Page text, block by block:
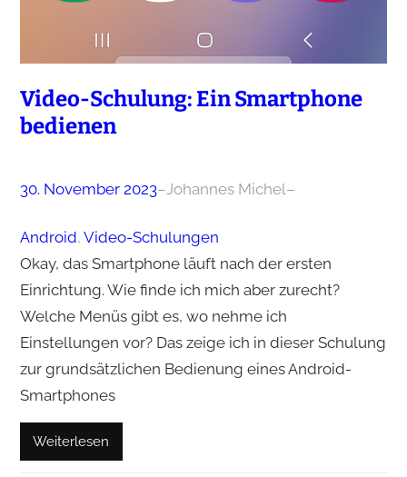
Video-Schulung: Ein Smartphone
bedienen
30. November 2023–Johannes Michel–
Android, Video-Schulungen
Okay, das Smartphone läuft nach der ersten
Einrichtung. Wie finde ich mich aber zurecht?
Welche Menüs gibt es, wo nehme ich
Einstellungen vor? Das zeige ich in dieser Schulung
zur grundsätzlichen Bedienung eines Android-
Smartphones
Weiterlesen